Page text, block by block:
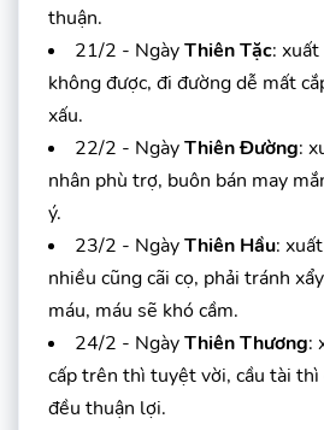
thuận.
21/2 - NgàyThiên Tặc: xuất
không được, đi đường dễ mất
xấu.
22/2 - NgàyThiên Đường:
nhân phù trợ, buôn bán may
ý.
23/2 - NgàyThiên Hầu:
nhiều cũng cãi cọ, phải tránh
máu, máu sẽ khó cầm.
24/2 - NgàyThiên Thương:
cấp trên thì tuyệt vời, cầu tài
đều thuận lợi.